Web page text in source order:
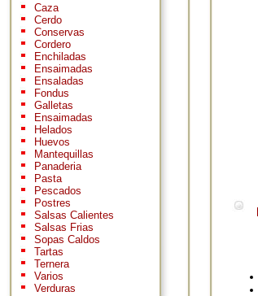
Caza
Cerdo
Conservas
Cordero
Enchiladas
Ensaimadas
Ensaladas
Fondus
Galletas
Ensaimadas
Helados
Huevos
Mantequillas
Panaderia
Pasta
Pescados
Postres
Salsas Calientes
Salsas Frias
Sopas Caldos
Tartas
Ternera
Varios
Verduras